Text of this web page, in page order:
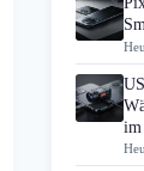
im